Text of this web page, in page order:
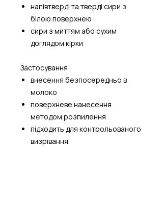
напівтверді та тверді сири з
білою поверхнею
сири з миттям або сухим
доглядом кірки
Застосування
внесення безпосередньо в
молоко
поверхневе нанесення
методом розпилення
підходить для контрольованого
визрівання